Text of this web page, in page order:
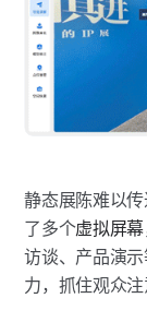
静态展陈难以
了多个虚拟屏幕
访谈、产品演
力，抓住观众注